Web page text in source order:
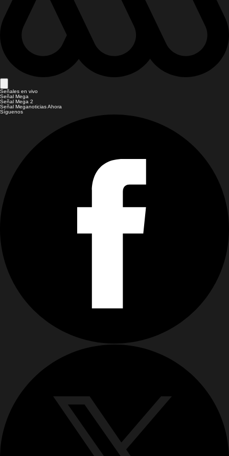
Señales en vivo
Señal Mega
Señal Mega 2
Señal Meganoticias Ahora
Síguenos